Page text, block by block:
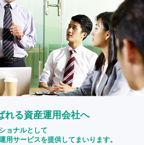
れる資産運用会社へ
ョナルとして
用サービスを提供してまいります。